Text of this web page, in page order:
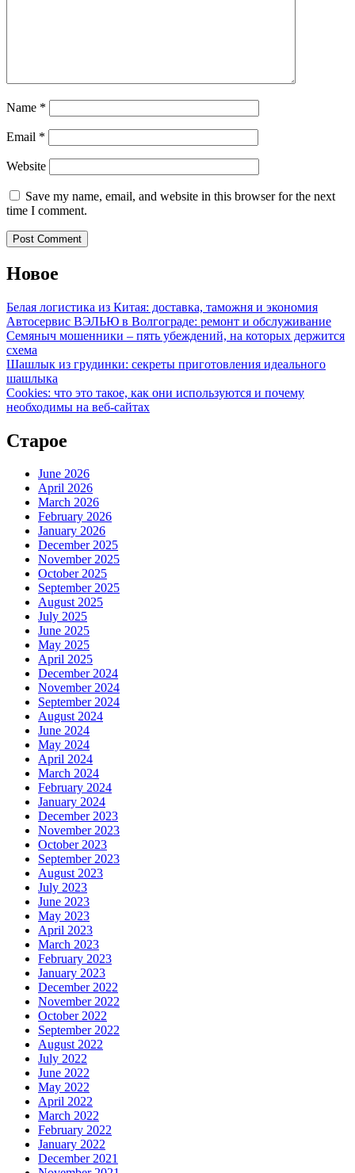
Name *
Email *
Website
Save my name, email, and website in this browser for the next
time I comment.
Новое
Белая логистика из Китая: доставка, таможня и экономия
Автосервис ВЭЛЬЮ в Волгограде: ремонт и обслуживание
Семяныч мошенники – пять убеждений, на которых держится
схема
Шашлык из грудинки: секреты приготовления идеального
шашлыка
Cookies: что это такое, как они используются и почему
необходимы на веб-сайтах
Старое
June 2026
April 2026
March 2026
February 2026
January 2026
December 2025
November 2025
October 2025
September 2025
August 2025
July 2025
June 2025
May 2025
April 2025
December 2024
November 2024
September 2024
August 2024
June 2024
May 2024
April 2024
March 2024
February 2024
January 2024
December 2023
November 2023
October 2023
September 2023
August 2023
July 2023
June 2023
May 2023
April 2023
March 2023
February 2023
January 2023
December 2022
November 2022
October 2022
September 2022
August 2022
July 2022
June 2022
May 2022
April 2022
March 2022
February 2022
January 2022
December 2021